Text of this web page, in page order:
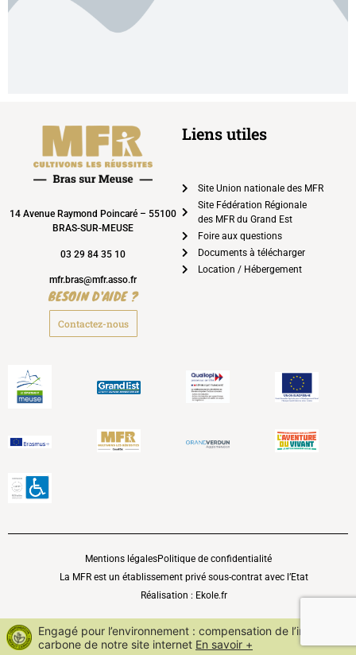
14 Avenue Raymond Poincaré – 55100
BRAS-SUR-MEUSE
03 29 84 35 10
mfr.bras@mfr.asso.fr
BESOIN D'AIDE ?
Contactez-nous
Liens utiles
Site Union nationale des MFR
Site Fédération Régionale
des MFR du Grand Est
Foire aux questions
Documents à télécharger
Location / Hébergement
Mentions légalesPolitique de confidentialité
La MFR est un établissement privé sous-contrat avec l’Etat
Réalisation : Ekole.fr
Engagé pour l’environnement : compensation de l’impact
carbone de notre site internet En savoir +